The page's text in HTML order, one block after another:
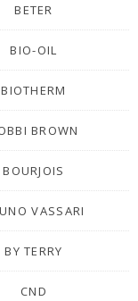
BETER
BIO-OIL
BIOTHERM
BROWN
BOURJOIS
VASSARI
BY TERRY
CND